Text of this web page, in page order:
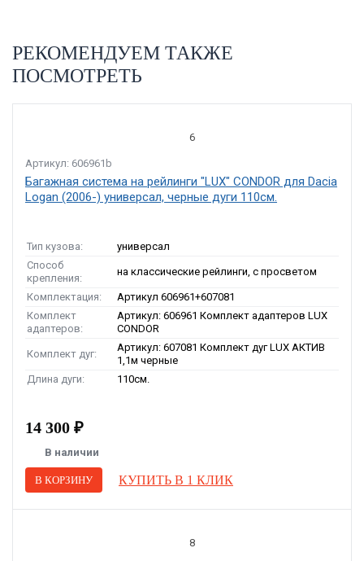
РЕКОМЕНДУЕМ ТАКЖЕ
ПОСМОТРЕТЬ
6
Артикул: 606961b
Багажная система на рейлинги "LUX" CONDOR для Dacia
Logan (2006-) универсал, черные дуги 110см.
Тип кузова:
универсал
Способ
крепления:
на классические рейлинги, с просветом
Комплектация:
Артикул 606961+607081
Комплект
адаптеров:
Артикул: 606961 Комплект адаптеров LUX
CONDOR
Комплект дуг:
Артикул: 607081 Комплект дуг LUX АКТИВ
1,1м черные
Длина дуги:
110см.
14 300 ₽
В наличии
В КОРЗИНУ КУПИТЬ В 1 КЛИК
8